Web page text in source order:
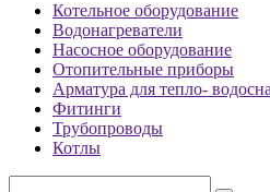
Котельное оборудование
Водонагреватели
Насосное оборудование
Отопительные приборы
Арматура для тепло-
Фитинги
Трубопроводы
Котлы